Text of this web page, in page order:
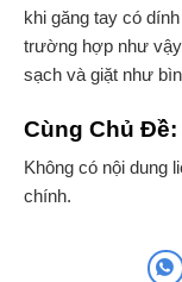
khi găng tay có
trường hợp như
sạch và giặt như
Cùng Chủ Đề:
Không có nội dung
chính.